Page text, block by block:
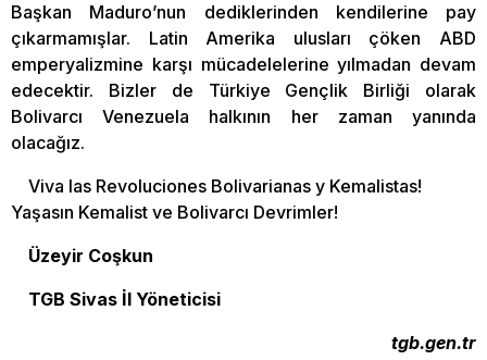
Başkan Maduro’nun dediklerinden kendilerine pay
çıkarmamışlar. Latin Amerika ulusları çöken ABD
emperyalizmine karşı mücadelelerine yılmadan devam
edecektir. Bizler de Türkiye Gençlik Birliği olarak
Bolivarcı Venezuela halkının her zaman yanında
olacağız.
Viva las Revoluciones Bolivarianas y Kemalistas!
Yaşasın Kemalist ve Bolivarcı Devrimler!
Üzeyir Coşkun
TGB Sivas İl Yöneticisi
tgb.gen.tr